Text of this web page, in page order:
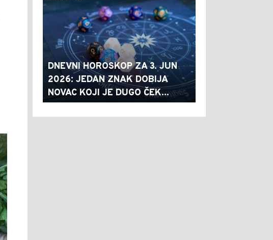
DNEVNI HOROSKOP ZA 3. JUN
2026: JEDAN ZNAK DOBIJA
NOVAC KOJI JE DUGO ČEK...